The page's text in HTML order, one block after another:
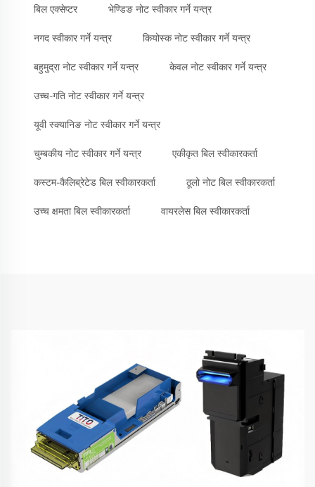
बिल एक्सेप्टर भेण्डिङ नोट स्वीकार गर्ने यन्त्र
नगद स्वीकार गर्ने यन्त्र कियोस्क नोट स्वीकार गर्ने यन्त्र
बहुमुद्रा नोट स्वीकार गर्ने यन्त्र केवल नोट स्वीकार गर्ने यन्त्र
उच्च-गति नोट स्वीकार गर्ने यन्त्र
यूवी स्क्यानिङ नोट स्वीकार गर्ने यन्त्र
चुम्बकीय नोट स्वीकार गर्ने यन्त्र एकीकृत बिल स्वीकारकर्ता
कस्टम-कैलिब्रेटेड बिल स्वीकारकर्ता ठूलो नोट बिल स्वीकारकर्ता
उच्च क्षमता बिल स्वीकारकर्ता वायरलेस बिल स्वीकारकर्ता